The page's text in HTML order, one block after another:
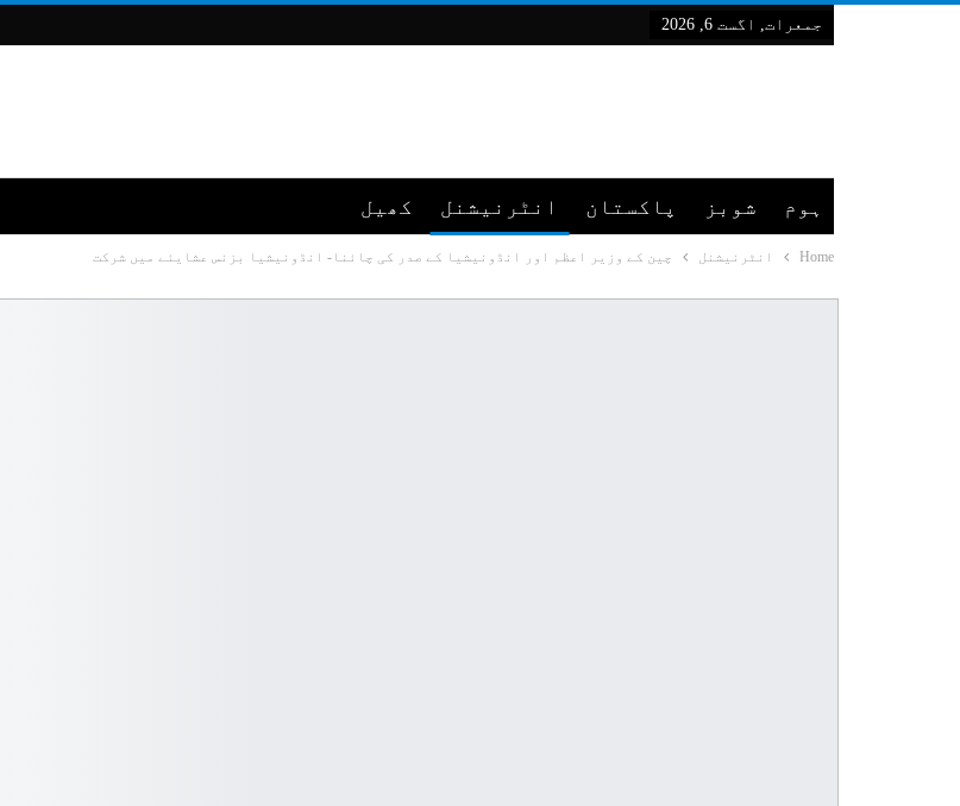
جمعرات, اگست 6, 2026
ہوم شوبز پاکستان انٹرنیشنل کھیل
Home انٹرنیشنل چین کے وزیر اعظم اور انڈونیشیا کے صدر کی چائنا- انڈونیشیا بزنس عشایئے میں شرکت